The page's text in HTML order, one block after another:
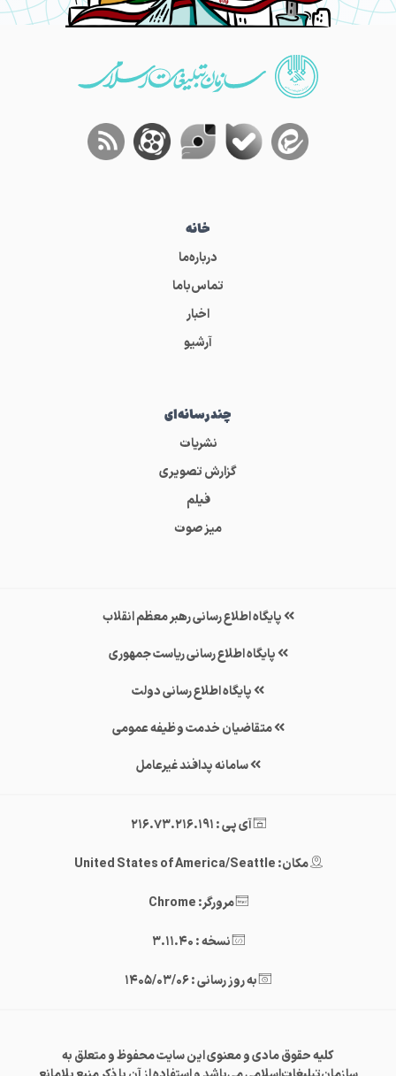
خانه
درباره‌ما
تماس‌باما
اخبار
آرشیو
چندرسانه‌ای
نشریات
گزارش تصویری
فیلم
میز صوت
پایگاه اطلاع رسانی رهبر معظم انقلاب
پایگاه اطلاع رسانی ریاست جمهوری
پایگاه اطلاع رسانی دولت
متقاضیان خدمت وظیفه عمومی
سامانه پدافند غیرعامل
آی پی : 216.73.216.191
مکان: United States of America/Seattle
مرورگر: Chrome
نسخه : 3.11.40
به روز رسانی : 1405/03/06
کلیه حقوق مادی و معنوی این سایت محفوظ و متعلق به